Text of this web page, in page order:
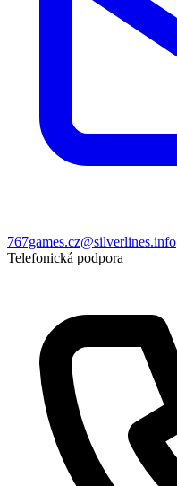
767games.cz@silverlines.info
Telefonická podpora